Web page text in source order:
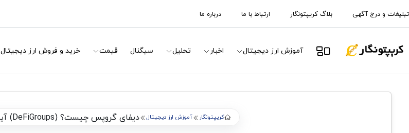
تبلیغات و درج آگهی بلاگ کریپتونگار ارتباط با ما درباره ما
آموزش ارز دیجیتال اخبار تحلیل سیگنال قیمت خرید و فروش ارز دیجیتال
کریپتونگار آموزش ارز دیجیتال دیفای گروپس چیست؟ (DeFiGroups) آیا یک پلتفرم کلاهبرداری است؟